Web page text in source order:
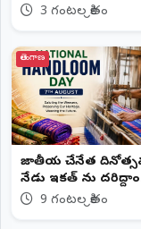
3 గంటల క్రితం
తెలంగాణ
జాతీయ చేనేత
నేడు ఇకత్ ను దరిద్దాం
చేనేతను ఆదరిద్దాం
9 గంటల క్రితం